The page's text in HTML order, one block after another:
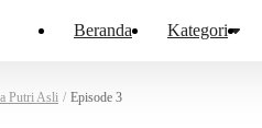
Beranda Kategori
Putri Asli / Episode 3